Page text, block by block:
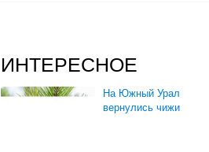
ИНТЕРЕСНОЕ
На Южный Урал
вернулись чижи